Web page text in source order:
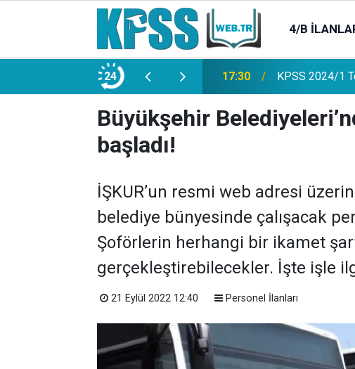
4/B
24
Memur Alımı Başlıyor! 21:20 TL Mevduat
Büyükşehir
başladı!
İŞKUR’un resmi web adresi
belediye bünyesinde çalışacak
Şoförlerin herhangi bir ikamet
gerçekleştirebilecekler. İşte işle
21 Eylül 2022 12:40 Personel İlanları